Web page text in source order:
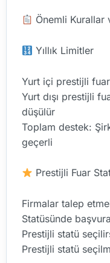
Önemli Kurallar
Yıllık Limitler
Yurt içi prestijli
Yurt dışı prestijli
düşülür
Toplam destek:
geçerli
Prestijli Fuar
Firmalar talep
Statüsünde
Prestijli statü
Prestijli statü